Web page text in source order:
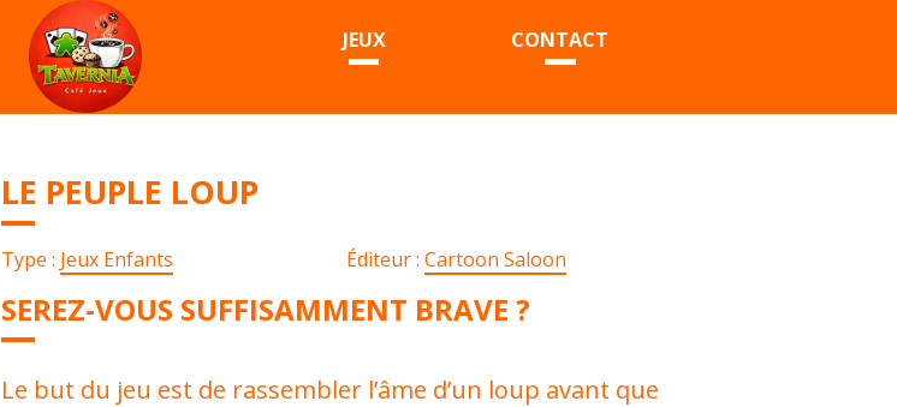
JEUX CONTACT
LE PEUPLE LOUP
Type : Jeux Enfants Éditeur :Cartoon Saloon
SEREZ-VOUS SUFFISAMMENT BRAVE ?
Le but du jeu est de rassembler l’âme d’un loup avant que